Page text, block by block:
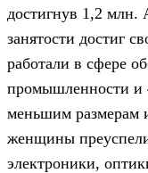
достигнув 1,2 млн.
занятости достиг
работали в сфере
промышленности и
меньшим размерам
женщины
электроники,